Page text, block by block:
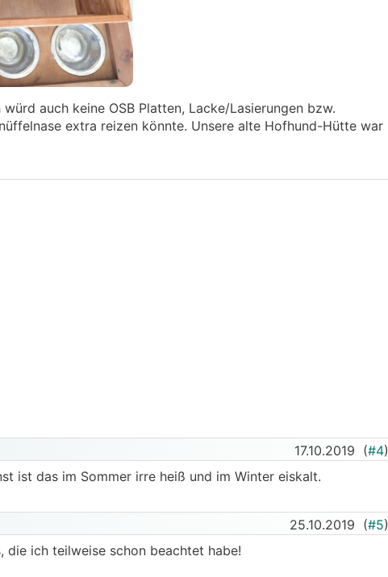
auch keine OSB Platten, Lacke/Lasierungen bzw.
extra reizen könnte. Unsere alte Hofhund-Hütte war
17.10.2019 (#4)
ist das im Sommer irre heiß und im Winter eiskalt.
25.10.2019 (#5)
ich teilweise schon beachtet habe!